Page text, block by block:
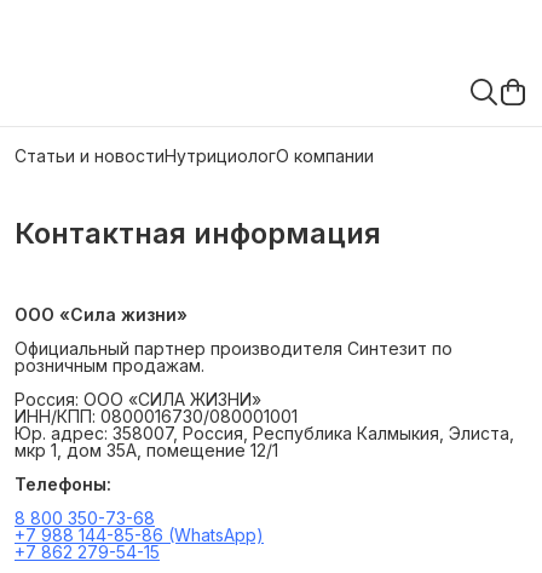
Статьи и новостиНутрициологО компании
Контактная информация
ООО «Сила жизни»
Официальный партнер производителя Синтезит по
розничным продажам.
Россия: ООО «СИЛА ЖИЗНИ»
ИНН/КПП: 0800016730/080001001
Юр. адрес: 358007, Россия, Республика Калмыкия, Элиста,
мкр 1, дом 35А, помещение 12/1
Телефоны:
8 800 350-73-68
+7 988 144-85-86 (WhatsApp)
+7 862 279-54-15